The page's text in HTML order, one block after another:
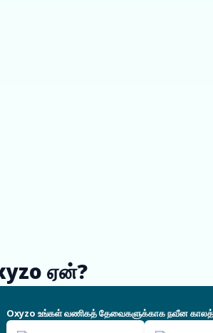
ஏன்?
Oxyzo உங்கள் வணிகத் தேவைகளுக்காக நவீன